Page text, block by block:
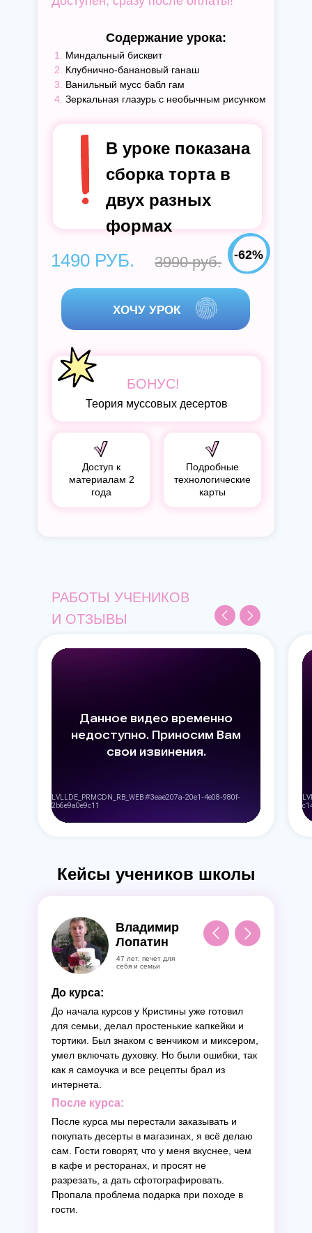
Содержание урока:
1.
Миндальный бисквит
2. Клубнично-банановый ганаш
3.
Ванильный мусс бабл гам
4. Зеркальная глазурь с необычным рисунком
Стоимость урока:
1490 РУБ.
ХОЧУ УРОК
БОНУС!
Теория муссовых десертов
Доступ к
материалам 2
года
В уроке показана
сборка торта в
двух разных
формах
Подробные
технологические
карты
-62%
3990 руб.
РАБОТЫ УЧЕНИКОВ
И ОТЗЫВЫ
Кейсы учеников школы
Владимир
Лопатин
47 лет, печет для
себя и семьи
До курса:
До начала курсов у Кристины уже готовил
для семьи, делал простенькие капкейки и
тортики. Был знаком с венчиком и миксером,
умел включать духовку. Но были ошибки, так
как я самоучка и все рецепты брал из
интернета.
После курса:
После курса мы перестали заказывать и
покупать десерты в магазинах, я всё делаю
сам. Гости говорят, что у меня вкуснее, чем
в кафе и ресторанах, и просят не
разрезать, а дать сфотографировать.
Пропала проблема подарка при походе в
гости.